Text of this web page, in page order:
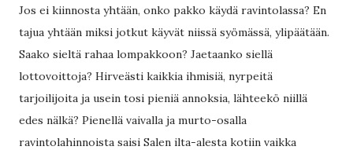
Jos ei kiinnosta yhtään, onko pakko käydä ravintolassa? En
tajua yhtään miksi jotkut käyvät niissä syömässä, ylipäätään.
Saako sieltä rahaa lompakkoon? Jaetaanko siellä
lottovoittoja? Hirveästi kaikkia ihmisiä, nyrpeitä
tarjoilijoita ja usein tosi pieniä annoksia, lähteekö niillä
edes nälkä? Pienellä vaivalla ja murto-osalla
ravintolahinnoista saisi Salen ilta-alesta kotiin vaikka